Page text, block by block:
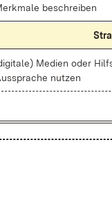
be­schrei­ben
Me­di­en oder
nut­zen